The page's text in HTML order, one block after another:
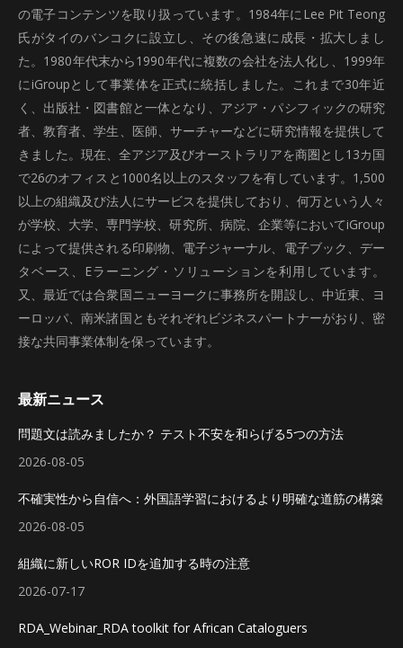
の電子コンテンツを取り扱っています。1984年にLee Pit Teong
氏がタイのバンコクに設立し、その後急速に成長・拡大しまし
た。1980年代末から1990年代に複数の会社を法人化し、1999年
にiGroupとして事業体を正式に統括しました。これまで30年近
く、出版社・図書館と一体となり、アジア・パシフィックの研究
者、教育者、学生、医師、サーチャーなどに研究情報を提供して
きました。現在、全アジア及びオーストラリアを商圏とし13カ国
で26のオフィスと1000名以上のスタッフを有しています。1,500
以上の組織及び法人にサービスを提供しており、何万という人々
が学校、大学、専門学校、研究所、病院、企業等においてiGroup
によって提供される印刷物、電子ジャーナル、電子ブック、デー
タベース、Eラーニング・ソリューションを利用しています。
又、最近では合衆国ニューヨークに事務所を開設し、中近東、ヨ
ーロッパ、南米諸国ともそれぞれビジネスパートナーがおり、密
接な共同事業体制を保っています。
最新ニュース
問題文は読みましたか？ テスト不安を和らげる5つの方法
2026-08-05
不確実性から自信へ：外国語学習におけるより明確な道筋の構築
2026-08-05
組織に新しいROR IDを追加する時の注意
2026-07-17
RDA_Webinar_RDA toolkit for African Cataloguers